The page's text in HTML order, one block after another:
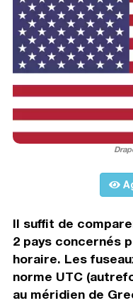
Il suffit de
2 pays concernés
horaire. Les
norme UTC
au méridien de